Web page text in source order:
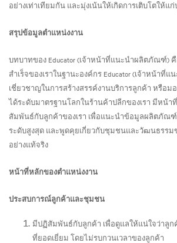
อย่างเท่าเทียมกัน และมุ่งเน้นให้เกิดการเติบโตให้แก่
สรุปข้อมูลตำแหน่งงาน
บทบาทของ Educator (เจ้าหน้าที่แนะนำผลิตภัณฑ์)
สำเร็จของเราในฐานะองค์กร Educator (เจ้าหน้า
เชี่ยวชาญในการสร้างสรรค์งานบริการลูกค้า หรือ
ได้ระดับมาตรฐานโลกในร้านค้าปลีกของเรา มีหน้า
สัมพันธ์กับลูกค้าของเรา เพื่อแนะนำข้อมูลผลิตภัณ
ระดับสูงสุด และพูดคุยเกี่ยวกับชุมชนและวัฒนธรรมข
อย่างแท้จริง
หน้าที่หลักของตำแหน่งงาน
ประสบการณ์ลูกค้าและชุมชน
มีปฏิสัมพันธ์กับลูกค้า เพื่อดูแลให้แน่ใจว่าลูก
ที่ยอดเยี่ยม โดยไม่รบกวนเวลาของลูกค้า